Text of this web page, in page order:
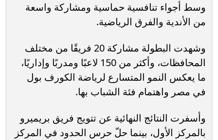
وسط أجواء تنافسية حماسية ومشاركة واسعة
من الأندية والفرق الرياضية.
وشهدت البطولة مشاركة 20 فريقًا من مختلف
المحافظات، وأكثر من 150 لاعبًا ومدربًا وإداريًا،
ما يعكس النمو المتسارع لرياضة الكورف بول
في مصر واهتمام فئة الشباب بها.
وأسفرت النتائج النهائية عن تتويج فريق بريميرو
بالمركز الأول، بينما حلّ حرس الحدود في المركز